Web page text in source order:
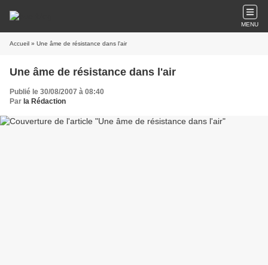
MENU
Accueil » Une âme de résistance dans l'air
Une âme de résistance dans l'air
Publié le 30/08/2007 à 08:40
Par la Rédaction